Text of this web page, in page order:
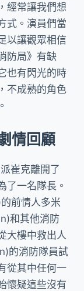
經常讓我們想
式。演員們當
以讓觀眾相信
防局》有缺
也有閃光的時
不成熟的角色
情回顧
崔克離開了
了一名隊長。
前情人多米
和其他消防
大樓中救出人
的消防隊員試
從其中任何一
懷疑這些沒有